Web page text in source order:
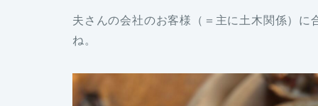
夫さんの会社のお客様（＝主に土木関係）
ね。